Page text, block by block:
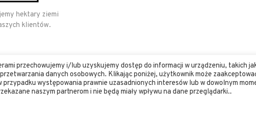
hektary ziemi
klientów.
przechowujemy i/lub uzyskujemy dostęp do informacji w urządzeniu, takich
danych osobowych. Klikając poniżej, użytkownik może
przypadku występowania prawnie uzasadnionych interesów lub w dowolnym
naszym partnerom i nie będą miały wpływu na dane przeglądarki..